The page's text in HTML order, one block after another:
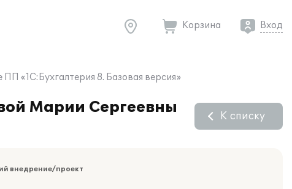
Корзина Вход
«1С:Бухгалтерия 8. Базовая версия»
Марии Сергеевны
К списку
внедрение/проект